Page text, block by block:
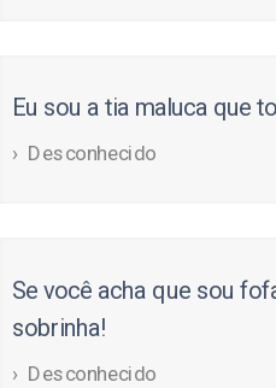
Eu sou a tia maluca que
Desconhecido
Se você acha que sou
sobrinha!
Desconhecido